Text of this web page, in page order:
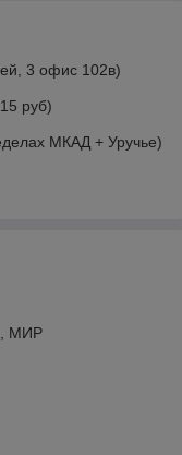
3 офис 102в)
руб)
МКАД + Уручье)
МИР